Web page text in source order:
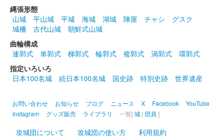
縄張形態
山城
平山城 平城 海城 湖城 陣屋 チャシ
グスク
城柵
古代山城
朝鮮式山城
曲輪構成
連郭式
単郭式 梯郭式 輪郭式 複郭式 渦郭式
環郭式
指定いろいろ
日本100名城
続日本100名城 国史跡 特別史跡 世界遺産
お問い合わせ お知らせ ブログ ニュース X Facebook
YouTube
Instagram
グッズ販売 ライブラリ 一覧[城 | 団員 ]
攻城団について 攻城団の使い方
利用規約